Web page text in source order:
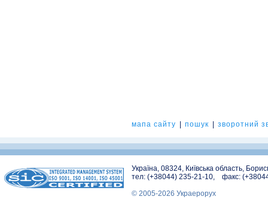
мапа сайту пошук зворотний
Україна, 08324, Київська область,
тел: (+38044) 235-21-10, факс:
© 2005-2026 Украерорух